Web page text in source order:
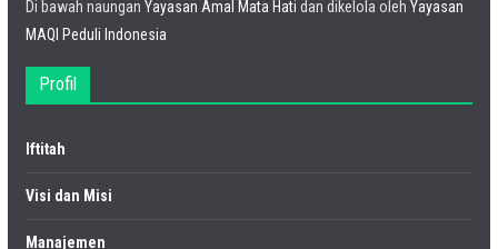
Di bawah naungan Yayasan Amal Mata Hati dan dikelola oleh Yayasan
MAQI Peduli Indonesia
Profil
Iftitah
Visi dan Misi
Manajemen